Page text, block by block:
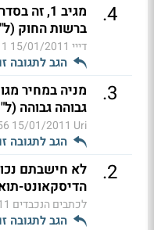
4
.
מגיב 1, זה
ברשות החוק
דייי 15/01/2011 13:11
הגב לתגובה
3
.
מניה במחיר
גבוהה גבוהה
Uri
15/01/2011 09:56
הגב לתגובה
2
.
לא חישבתם
הדיסקאונט-
לכתבים הנכבדים
הגב לתגובה